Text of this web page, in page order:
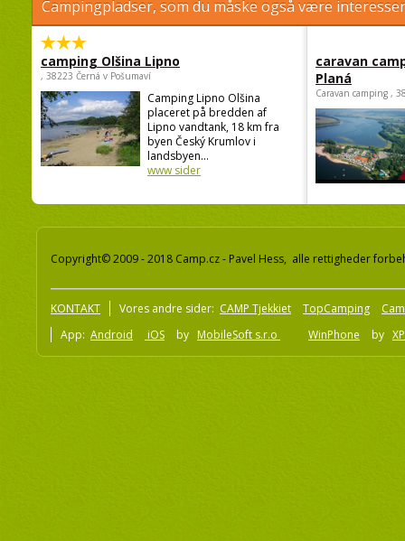
Campingpladser, som du måske også være
camping Olšina Lipno
, 38223 Černá v Pošumaví
Camping Lipno Olšina
placeret på bredden af
Lipno vandtank, 18 km fra
byen Český Krumlov i
landsbyen...
www sider
caravan
Planá
Caravan camping ,
Copyright© 2009 - 2018 Camp.cz - Pavel Hess, alle rettigheder
KONTAKT Vores andre sider: CAMP Tjekkiet TopCamping
App: Android iOS by MobileSoft s.r.o WinPhone by